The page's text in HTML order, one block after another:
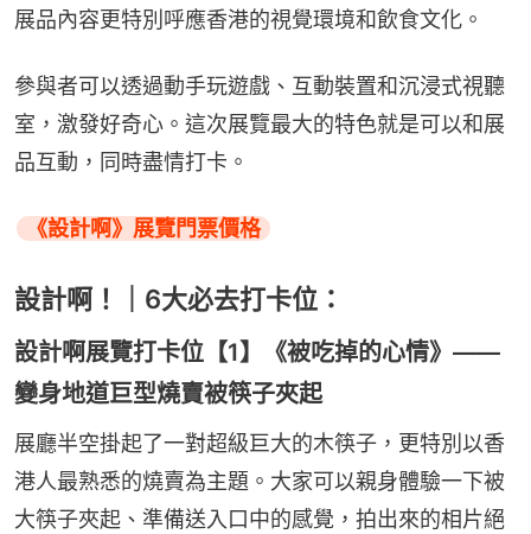
展品內容更特別呼應香港的視覺環境和飲食文化。
參與者可以透過動手玩遊戲、互動裝置和沉浸式視聽
室，激發好奇心。這次展覽最大的特色就是可以和展
品互動，同時盡情打卡。
《設計啊》展覽門票價格
設計啊！｜6大必去打卡位：
設計啊展覽打卡位【1】《被吃掉的心情》——
變身地道巨型燒賣被筷子夾起
展廳半空掛起了一對超級巨大的木筷子，更特別以香
港人最熟悉的燒賣為主題。大家可以親身體驗一下被
大筷子夾起、準備送入口中的感覺，拍出來的相片絕